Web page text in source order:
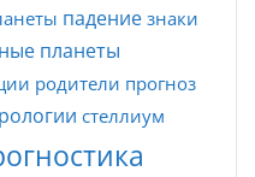
падение знаки
планеты
родители прогноз
стеллиум